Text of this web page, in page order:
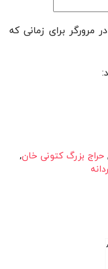
مرورگر برای زمانی که
حراج بزرگ کتونی خان,